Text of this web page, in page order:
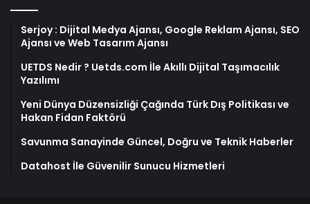
Serjoy : Dijital Medya Ajansı, Google Reklam Ajansı, SEO
Ajansı ve Web Tasarım Ajansı
UETDS Nedir ? Uetds.com İle Akıllı Dijital Taşımacılık
Yazılımı
Yeni Dünya Düzensizliği Çağında Türk Dış Politikası ve
Hakan Fidan Faktörü
Savunma Sanayinde Güncel, Doğru ve Teknik Haberler
Datahost İle Güvenilir Sunucu Hizmetleri